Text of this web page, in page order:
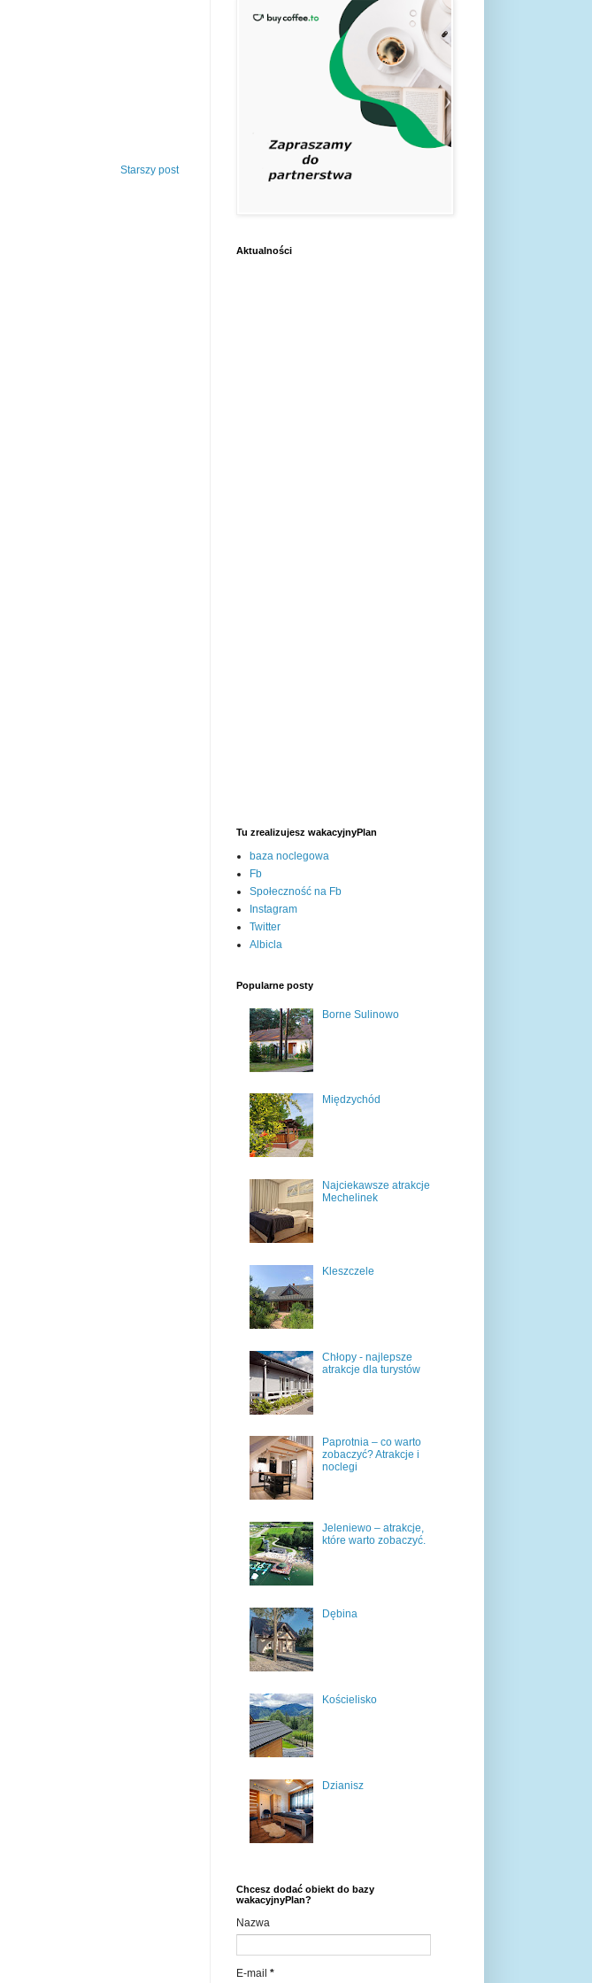
Starszy post
Aktualności
Tu zrealizujesz wakacyjnyPlan
baza noclegowa
Fb
Społeczność na Fb
Instagram
Twitter
Albicla
Popularne posty
Borne Sulinowo
Międzychód
Najciekawsze atrakcje
Mechelinek
Kleszczele
Chłopy - najlepsze
atrakcje dla turystów
Paprotnia – co warto
zobaczyć? Atrakcje i
noclegi
Jeleniewo – atrakcje,
które warto zobaczyć.
Dębina
Kościelisko
Dzianisz
Chcesz dodać obiekt do bazy
wakacyjnyPlan?
Nazwa
E-mail *